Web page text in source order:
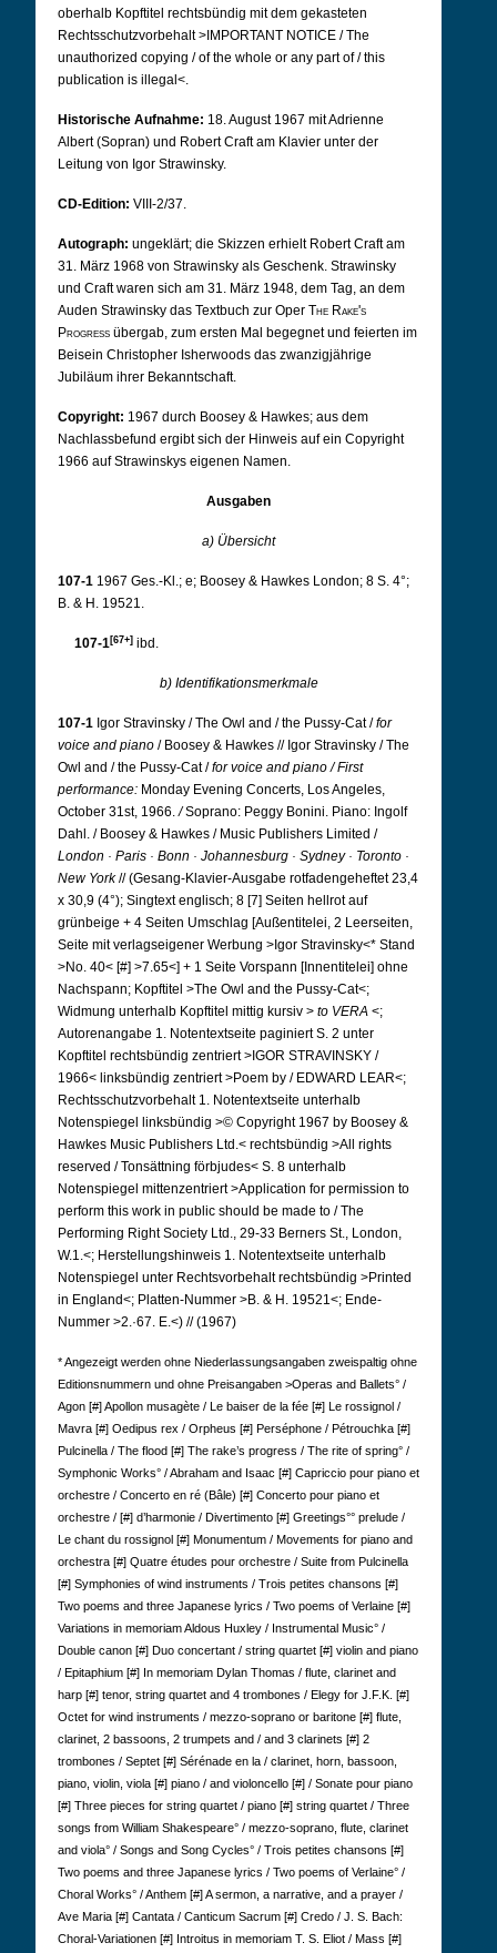
oberhalb Kopftitel rechtsbündig mit dem gekasteten
Rechtsschutzvorbehalt >IMPORTANT NOTICE / The
unauthorized copying / of the whole or any part of / this
publication is illegal<.
Historische Aufnahme: 18. August 1967 mit Adrienne
Albert (Sopran) und Robert Craft am Klavier unter der
Leitung von Igor Strawinsky.
CD-Edition: VIII-2/37.
Autograph: ungeklärt; die Skizzen erhielt Robert Craft am
31. März 1968 von Strawinsky als Geschenk. Strawinsky
und Craft waren sich am 31. März 1948, dem Tag, an dem
Auden Strawinsky das Textbuch zur Oper The Rake's
Progress übergab, zum ersten Mal begegnet und feierten im
Beisein Christopher Isherwoods das zwanzigjährige
Jubiläum ihrer Bekanntschaft.
Copyright: 1967 durch Boosey & Hawkes; aus dem
Nachlassbefund ergibt sich der Hinweis auf ein Copyright
1966 auf Strawinskys eigenen Namen.
Ausgaben
a) Übersicht
107-1 1967 Ges.-Kl.; e; Boosey & Hawkes London; 8 S. 4°;
B. & H. 19521.
107-1[67+] ibd.
b) Identifikationsmerkmale
107-1 Igor Stravinsky / The Owl and / the Pussy-Cat /for
voice and piano / Boosey & Hawkes // Igor Stravinsky / The
Owl and / the Pussy-Cat /for voice and piano / First
performance: Monday Evening Concerts, Los Angeles,
October 31st, 1966./Soprano: Peggy Bonini. Piano: Ingolf
Dahl. / Boosey & Hawkes / Music Publishers Limited /
London · Paris · Bonn · Johannesburg · Sydney · Toronto ·
New York// (Gesang-Klavier-Ausgabe rotfadengeheftet 23,4
x 30,9 (4°); Singtext englisch; 8 [7] Seiten hellrot auf
grünbeige + 4 Seiten Umschlag [Außentitelei, 2 Leerseiten,
Seite mit verlagseigener Werbung >Igor Stravinsky<* Stand
>No. 40< [#] >7.65<] + 1 Seite Vorspann [Innentitelei] ohne
Nachspann; Kopftitel >The Owl and the Pussy-Cat<;
Widmung unterhalb Kopftitel mittig kursiv > to VERA <;
Autorenangabe 1. Notentextseite paginiert S. 2 unter
Kopftitel rechtsbündig zentriert >IGOR STRAVINSKY /
1966< linksbündig zentriert >Poem by / EDWARD LEAR<;
Rechtsschutzvorbehalt 1. Notentextseite unterhalb
Notenspiegel linksbündig >© Copyright 1967 by Boosey &
Hawkes Music Publishers Ltd.< rechtsbündig >All rights
reserved / Tonsättning förbjudes< S. 8 unterhalb
Notenspiegel mittenzentriert >Application for permission to
perform this work in public should be made to / The
Performing Right Society Ltd., 29-33 Berners St., London,
W.1.<; Herstellungshinweis 1. Notentextseite unterhalb
Notenspiegel unter Rechtsvorbehalt rechtsbündig >Printed
in England<; Platten-Nummer >B. & H. 19521<; Ende-
Nummer >2.·67. E.<) // (1967)
* Angezeigt werden ohne Niederlassungsangaben zweispaltig ohne
Editionsnummern und ohne Preisangaben >Operas and Ballets° /
Agon [#] Apollon musagète / Le baiser de la fée [#] Le rossignol /
Mavra [#] Oedipus rex / Orpheus [#] Perséphone / Pétrouchka [#]
Pulcinella / The flood [#] The rake’s progress / The rite of spring° /
Symphonic Works° / Abraham and Isaac [#] Capriccio pour piano et
orchestre / Concerto en ré (Bâle) [#] Concerto pour piano et
orchestre / [#] d’harmonie / Divertimento [#] Greetings°° prelude /
Le chant du rossignol [#] Monumentum / Movements for piano and
orchestra [#] Quatre études pour orchestre / Suite from Pulcinella
[#] Symphonies of wind instruments / Trois petites chansons [#]
Two poems and three Japanese lyrics / Two poems of Verlaine [#]
Variations in memoriam Aldous Huxley / Instrumental Music° /
Double canon [#] Duo concertant / string quartet [#] violin and piano
/ Epitaphium [#] In memoriam Dylan Thomas / flute, clarinet and
harp [#] tenor, string quartet and 4 trombones / Elegy for J.F.K. [#]
Octet for wind instruments / mezzo-soprano or baritone [#] flute,
clarinet, 2 bassoons, 2 trumpets and / and 3 clarinets [#] 2
trombones / Septet [#] Sérénade en la / clarinet, horn, bassoon,
piano, violin, viola [#] piano / and violoncello [#] / Sonate pour piano
[#] Three pieces for string quartet / piano [#] string quartet / Three
songs from William Shakespeare° / mezzo-soprano, flute, clarinet
and viola° / Songs and Song Cycles° / Trois petites chansons [#]
Two poems and three Japanese lyrics / Two poems of Verlaine° /
Choral Works° / Anthem [#] A sermon, a narrative, and a prayer /
Ave Maria [#] Cantata / Canticum Sacrum [#] Credo / J. S. Bach:
Choral-Variationen [#] Introitus in memoriam T. S. Eliot / Mass [#]